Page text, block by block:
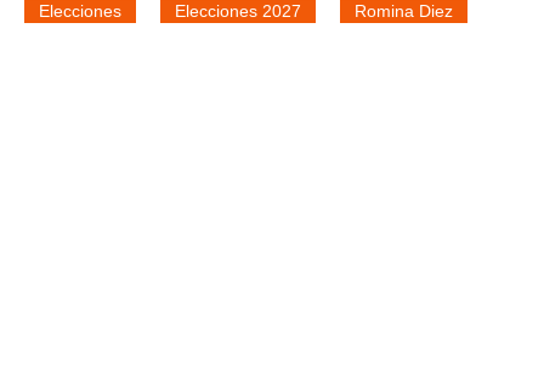
Elecciones Elecciones 2027 Romina Diez